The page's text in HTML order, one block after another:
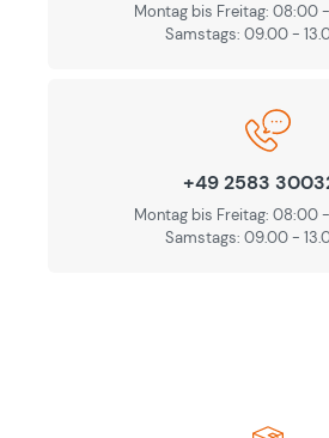
Montag bis Freitag: 08:00
Samstags: 09.00 -
+49 2583
Montag bis Freitag: 08:00
Samstags: 09.00 -